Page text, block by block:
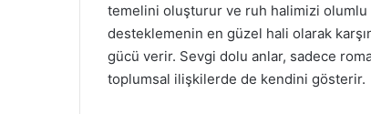
temelini oluşturur ve ruh halimizi olumlu
desteklemenin en güzel hali olarak
gücü verir. Sevgi dolu anlar, sadece
toplumsal ilişkilerde de kendini gösterir.